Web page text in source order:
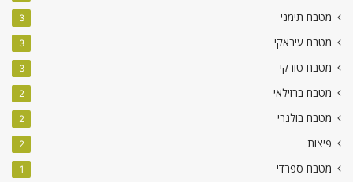
מטבח תימני 3
מטבח עיראקי 3
מטבח טורקי 3
מטבח ברזילאי 2
מטבח בולגרי 2
פיצות 2
מטבח ספרדי 1